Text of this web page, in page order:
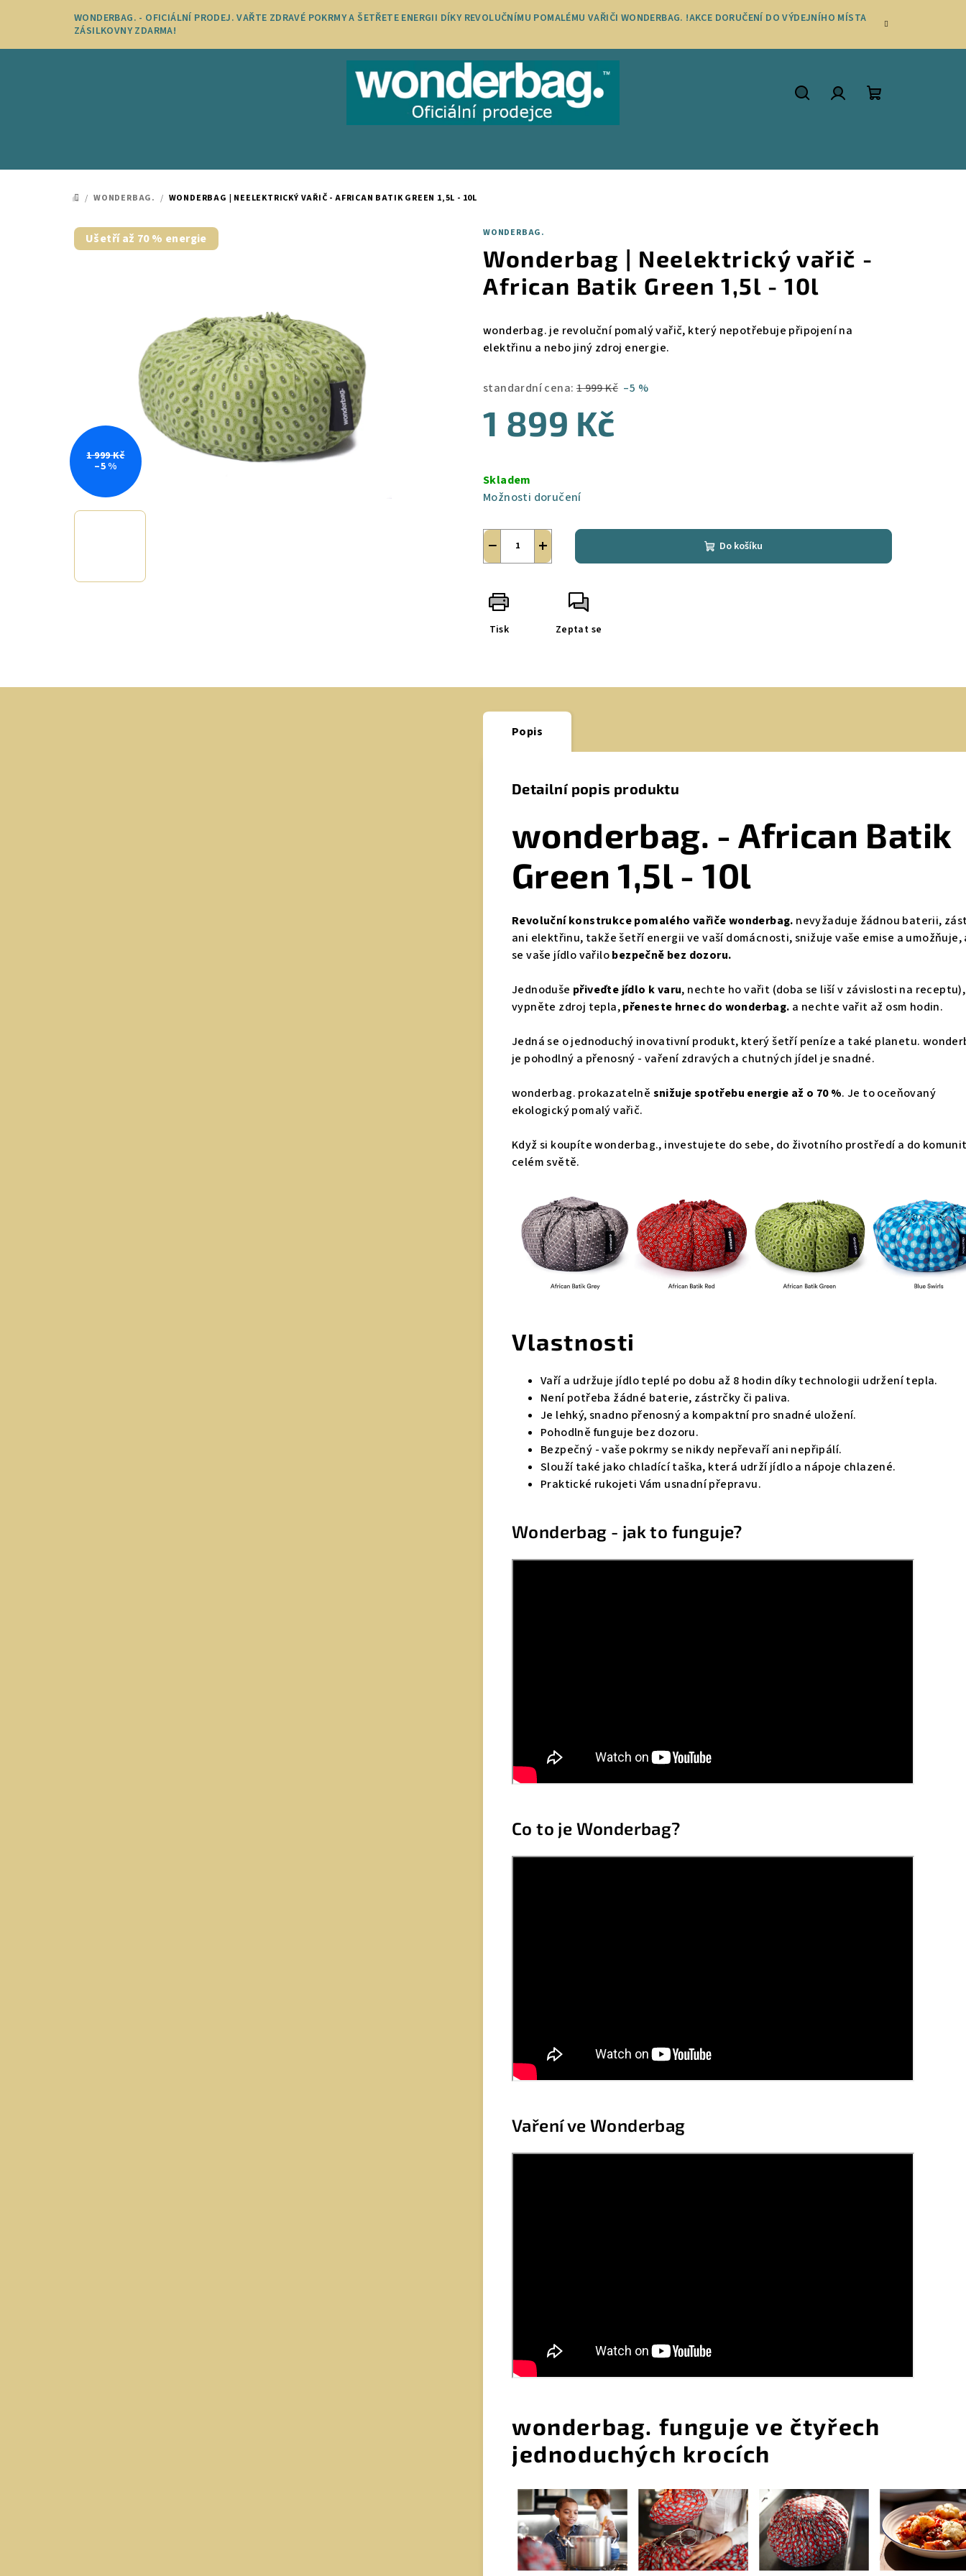
WONDERBAG. - OFICIÁLNÍ PRODEJ. VAŘTE ZDRAVÉ POKRMY A ŠETŘETE ENERGII DÍKY REVOLUČNÍMU POMALÉMU VAŘIČI WONDERBAG. !AKCE DORUČENÍ DO VÝDEJNÍHO MÍSTA
ZÁSILKOVNY ZDARMA!
DOMŮ
/ WONDERBAG. / WONDERBAG | NEELEKTRICKÝ VAŘIČ - AFRICAN BATIK GREEN 1,5L - 10L
WONDERBAG.
Wonderbag | Neelektrický vařič -
African Batik Green 1,5l - 10l
wonderbag. je revoluční pomalý vařič, který nepotřebuje připojení na
elektřinu a nebo jiný zdroj energie.
standardní cena: 1 999 Kč –5 %
1 899 Kč
cena:
Skladem
Možnosti doručení
+
− Do košíku
Tisk Zeptat se
Ušetří až 70 % energie
1 999 Kč
–5 %
Popis
Detailní popis produktu
wonderbag. - African Batik
Green 1,5l - 10l
Revoluční konstrukce pomalého vařiče wonderbag. nevyžaduje žádnou baterii,
ani elektřinu, takže šetří energii ve vaší domácnosti, snižuje vaše emise a umožňuje,
se vaše jídlo vařilobezpečně bez dozoru.
Jednoduše přiveďte jídlo k varu, nechte ho vařit (doba se liší v závislosti na receptu),
vypněte zdroj tepla,přeneste hrnec do wonderbag. a nechte vařit až osm hodin.
Jedná se o jednoduchý inovativní produkt, který šetří peníze a také planetu.
je pohodlný a přenosný - vaření zdravých a chutných jídel je snadné.
wonderbag. prokazatelně snižuje spotřebu energie až o 70 %. Je to oceňovaný
ekologický pomalý vařič.
Když si koupíte wonderbag., investujete do sebe, do životního prostředí a do
celém světě.
Vlastnosti
Vaří a udržuje jídlo teplé po dobu až 8 hodin díky technologii udržení tepla.
Není potřeba žádné baterie, zástrčky či paliva.
Je lehký, snadno přenosný a kompaktní pro snadné uložení.
Pohodlně funguje bez dozoru.
Bezpečný - vaše pokrmy se nikdy nepřevaří ani nepřipálí.
Slouží také jako chladící taška, která udrží jídlo a nápoje chlazené.
Praktické rukojeti Vám usnadní přepravu.
Wonderbag - jak to funguje?
Co to je Wonderbag?
Vaření ve Wonderbag
wonderbag. funguje ve čtyřech
jednoduchých krocích